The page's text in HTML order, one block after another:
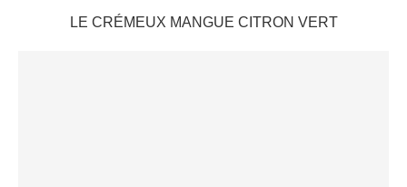
LE CRÉMEUX MANGUE CITRON VERT